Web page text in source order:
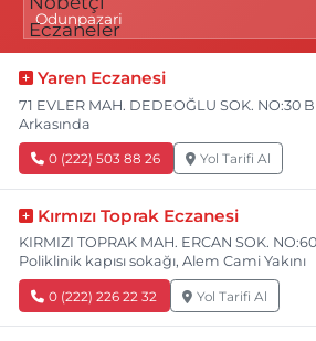
Yaren Eczanesi
71 EVLER MAH. DEDEOĞLU SOK. NO:30
Arkasında
0 (222) 503 88 26 Yol Tarifi Al
Kırmızı Toprak Eczanesi
KIRMIZI TOPRAK MAH. ERCAN SOK.
Poliklinik kapısı sokağı, Alem Cami Yakını
0 (222) 226 22 32 Yol Tarifi Al